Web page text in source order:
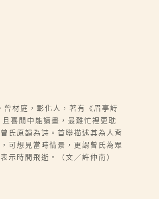
材庭，彰化人，著有《眉亭詩
喜閒中能讀畫，最難忙裡更耽
氏原韻為詩。首聯描述其為人背
可想見當時情景，更謂曾氏為眾
示時間飛逝。（文／許仲南）